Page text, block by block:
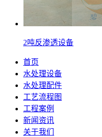
2吨反渗透设备
首页
水处理设备
水处理配件
工艺流程图
工程案例
新闻资讯
关于我们